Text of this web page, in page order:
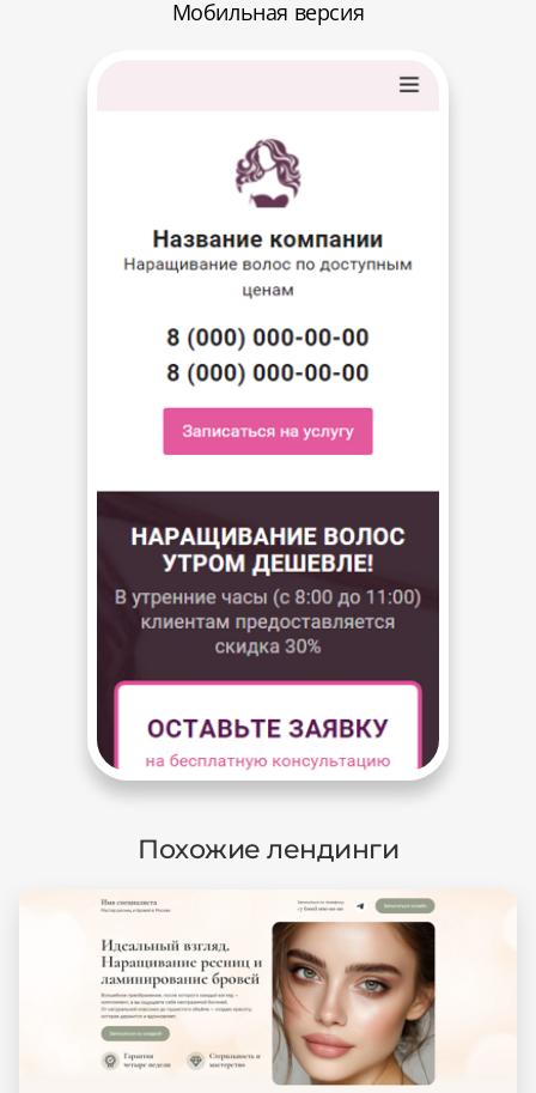
Мобильная версия
Похожие лендинги